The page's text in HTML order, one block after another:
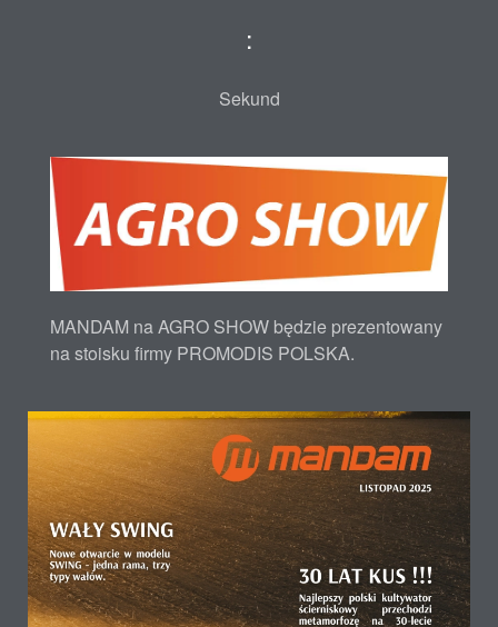
:
Sekund
MANDAM na AGRO SHOW będzie prezentowany
na stoisku firmy PROMODIS POLSKA.